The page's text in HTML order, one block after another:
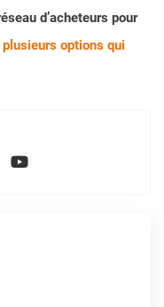
d’acheteurs pour
options qui